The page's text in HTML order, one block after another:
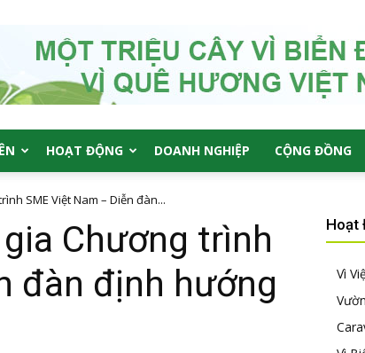
HOẠT ĐỘNG DOANH NGHIỆP CỘNG ĐỒNG
SME Việt Nam – Diễn đàn...
Chương trình
đàn định hướng
Hoạt
Vì